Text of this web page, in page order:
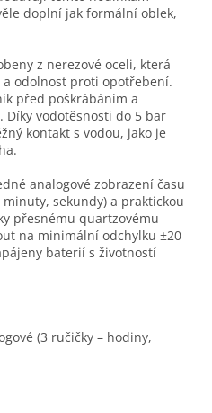
doplní jak formální oblek,
z nerezové oceli, která
odolnost proti opotřebení.
před poškrábáním a
vodotěsnosti do 5 bar
kontakt s vodou, jako je
analogové zobrazení času
sekundy) a praktickou
přesnému quartzovému
na minimální odchylku ±20
baterií s životností
(3 ručičky – hodiny,